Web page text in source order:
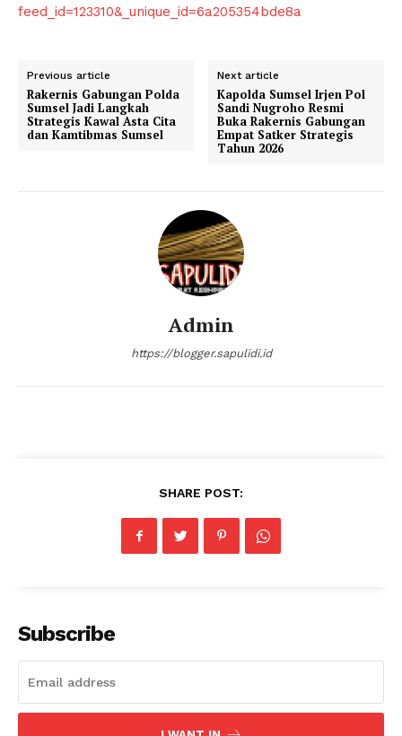
feed_id=123310&_unique_id=6a205354bde8a
Previous article
Rakernis Gabungan Polda
Sumsel Jadi Langkah
Strategis Kawal Asta Cita
dan Kamtibmas Sumsel
Next article
Kapolda Sumsel Irjen Pol
Sandi Nugroho Resmi
Buka Rakernis Gabungan
Empat Satker Strategis
Tahun 2026
Admin
https://blogger.sapulidi.id
SHARE POST:
Subscribe